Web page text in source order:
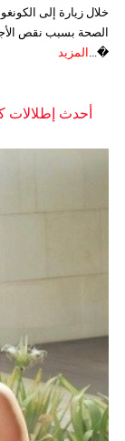
خلال زيارة إلى
الصحة بسبب نقص
�...
المزيد
أحدث